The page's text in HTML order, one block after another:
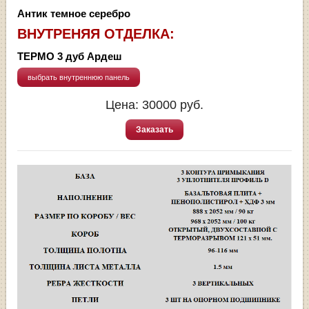
Антик темное серебро
ВНУТРЕНЯЯ ОТДЕЛКА:
ТЕРМО 3 дуб Ардеш
выбрать внутреннюю панель
Цена: 30000 руб.
Заказать